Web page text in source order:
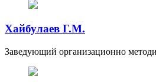
Хайбулаев Г.М.
Заведующий организационно